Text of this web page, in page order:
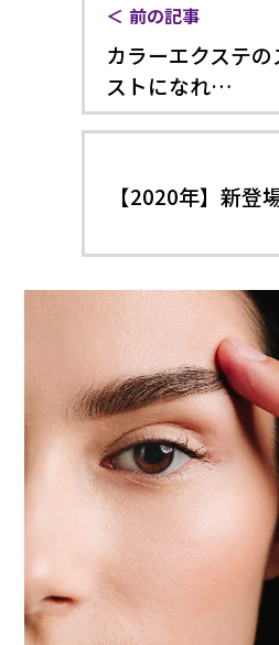
前の記事
カラーエクステの
ストになれ…
【2020年】新登